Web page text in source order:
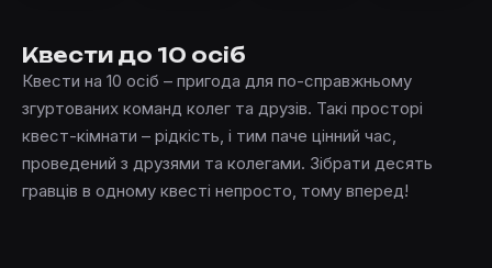
Квести до 10 осіб
Квести на 10 осіб – пригода для по-справжньому
згуртованих команд колег та друзів. Такі просторі
квест-кімнати – рідкість, і тим паче цінний час,
проведений з друзями та колегами. Зібрати десять
гравців в одному квесті непросто, тому вперед!